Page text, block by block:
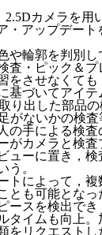
2.5Dカメラを用
・アップデー
や輪郭を判別し
査・ピック＆
をさせなくて
基づいてアイテ
り出した部品
がないかの検
の手による検
がカメラと検査
ューに置き，検
う。
トによって，
とも可能となっ
ースを検出で
タイムも向上
をリクエスト